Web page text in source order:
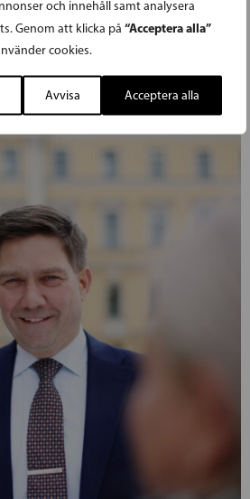
och innehåll samt analysera
Genom att klicka på “Acceptera alla”
cookies.
Avvisa Acceptera alla
nu förverkligas.
ARTIKEL